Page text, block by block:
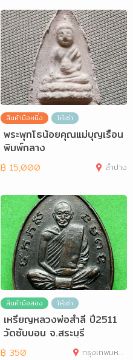
สินค้ามือหนึ่ง ให้เช่า
พระพุทโธน้อยคุณแม่บุญเรือน
พิมพ์กลาง
฿ 15,000 ลำปาง
สินค้ามือสอง ให้เช่า
เหรียญหลวงพ่อสำลี ปี2511
วัดซับบอน จ.สระบุรี
฿ 350 กรุงเทพมหานคร